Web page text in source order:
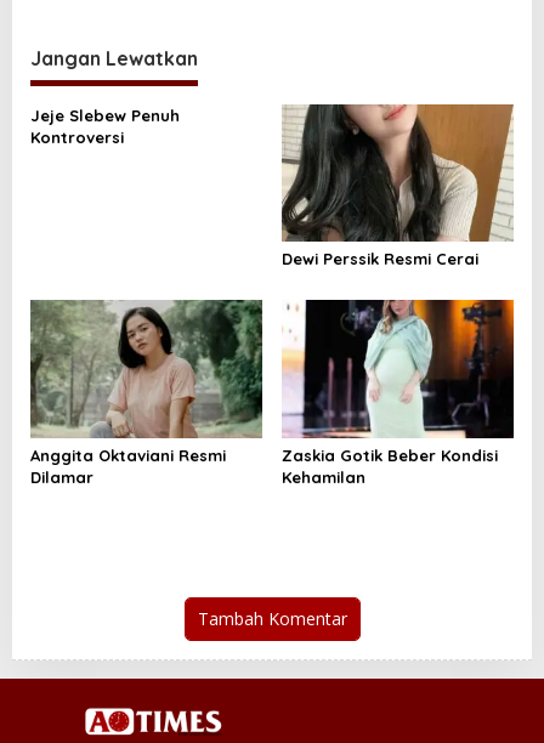
p
o
s
Jangan Lewatkan
Jeje Slebew Penuh
Kontroversi
Dewi Perssik Resmi Cerai
Anggita Oktaviani Resmi
Dilamar
Zaskia Gotik Beber Kondisi
Kehamilan
Tambah Komentar